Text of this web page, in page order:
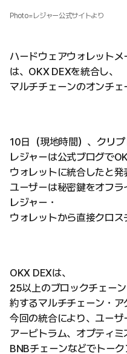
Photo=レジャー公式サイトより
ハードウェアウォレット
は、OKX DEXを統合し、
マルチチェーンのオンチェ
10日（現地時間）、クリプ
レジャーは公式ブログで
ウォレットに統合したと発
ユーザーは秘密鍵をオフラ
レジャー・
ウォレットから直接クロス
OKX DEXは、
25以上のブロックチェー
約するマルチチェーン・ア
今回の統合により、ユーザ
アービトラム、オプティミ
BNBチェーンなどでトーク